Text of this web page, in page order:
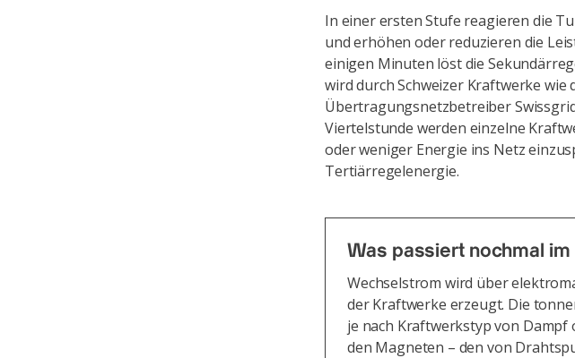
In einer ersten Stufe reagieren die
und erhöhen oder reduzieren die
einigen Minuten löst die
wird durch Schweizer Kraftwerke wie
Übertragungsnetzbetreiber
Viertelstunde werden einzelne
oder weniger Energie ins Netz
Tertiärregelenergie.
Was passiert nochmal
Wechselstrom wird über
der Kraftwerke erzeugt. Die
je nach Kraftwerkstyp von Dampf
den Magneten – den von